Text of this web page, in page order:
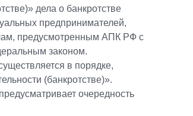
дела о банкротстве
предпринимателей,
предусмотренным АПК РФ с
законом.
в порядке,
(банкротстве)».
очередность